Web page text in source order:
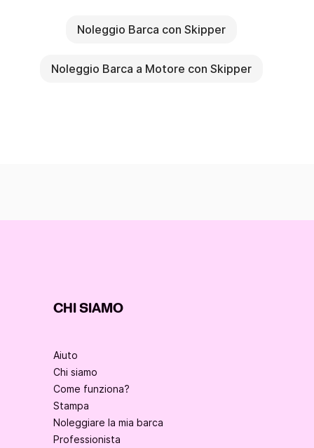
Noleggio Barca con Skipper
Noleggio Barca a Motore con Skipper
CHI SIAMO
Aiuto
Chi siamo
Come funziona?
Stampa
Noleggiare la mia barca
Professionista